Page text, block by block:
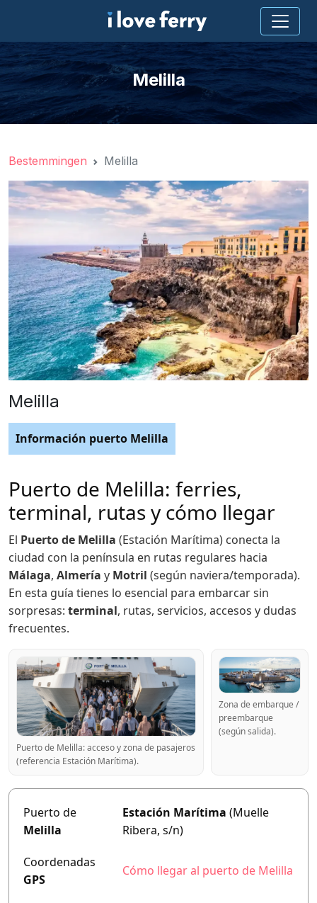
Melilla
Bestemmingen Melilla
Melilla
Información puerto Melilla
Puerto de Melilla: ferries,
terminal, rutas y cómo llegar
El Puerto de Melilla (Estación Marítima) conecta la
ciudad con la península en rutas regulares hacia
Málaga, Almería y Motril (según naviera/temporada).
En esta guía tienes lo esencial para embarcar sin
sorpresas: terminal, rutas, servicios, accesos y dudas
frecuentes.
Puerto de Melilla: acceso y zona de pasajeros
(referencia Estación Marítima).
Zona de embarque /
preembarque
(según salida).
Puerto de
Melilla
Estación Marítima (Muelle
Ribera, s/n)
Coordenadas
GPS
Cómo llegar al puerto de Melilla